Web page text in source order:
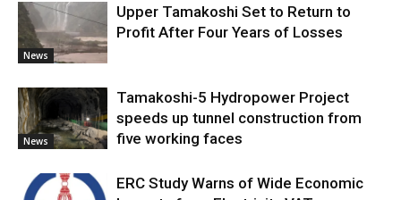
News
Upper Tamakoshi Set to Return to
Profit After Four Years of Losses
News
Tamakoshi-5 Hydropower Project
speeds up tunnel construction from
five working faces
ERC Study Warns of Wide Economic